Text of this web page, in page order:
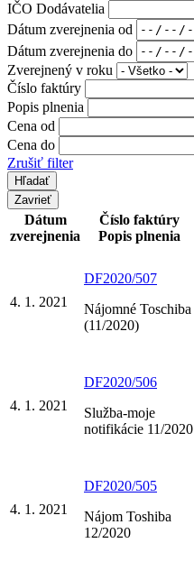
IČO Dodávatelia
Dátum zverejnenia od
Dátum zverejnenia do
Zverejnený v roku
Číslo faktúry
Popis plnenia
Cena od
Cena do
Zrušiť filter
Zavrieť
Dátum
zverejnenia
Číslo faktúry
Popis plnenia
4. 1. 2021
DF2020/507
Nájomné Toschiba
(11/2020)
4. 1. 2021
DF2020/506
Služba-moje
notifikácie 11/2020
4. 1. 2021
DF2020/505
Nájom Toshiba
12/2020